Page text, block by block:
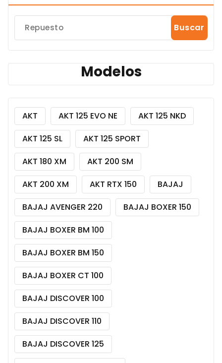
Buscar
Modelos
AKT AKT 125 EVO NE
AKT 125 NKD
AKT 125 SL
AKT 125 SPORT
AKT 180 XM
AKT 200 SM
AKT 200 XM
AKT RTX 150
BAJAJ
BAJAJ AVENGER 220
BAJAJ BOXER 150
BAJAJ BOXER BM 100
BAJAJ BOXER BM 150
BAJAJ BOXER CT 100
BAJAJ DISCOVER 100
BAJAJ DISCOVER 110
BAJAJ DISCOVER 125